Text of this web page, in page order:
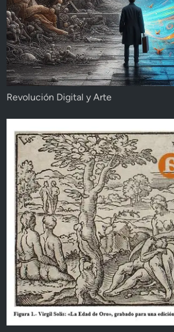
Revolución Digital y Arte